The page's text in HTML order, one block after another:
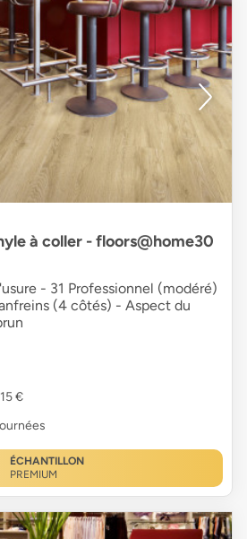
à coller - floors@home30
- 31 Professionnel (modéré)
(4 côtés) - Aspect du
€
ÉCHANTILLON
PREMIUM